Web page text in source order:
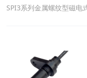
SPI3系列金属螺纹型磁电